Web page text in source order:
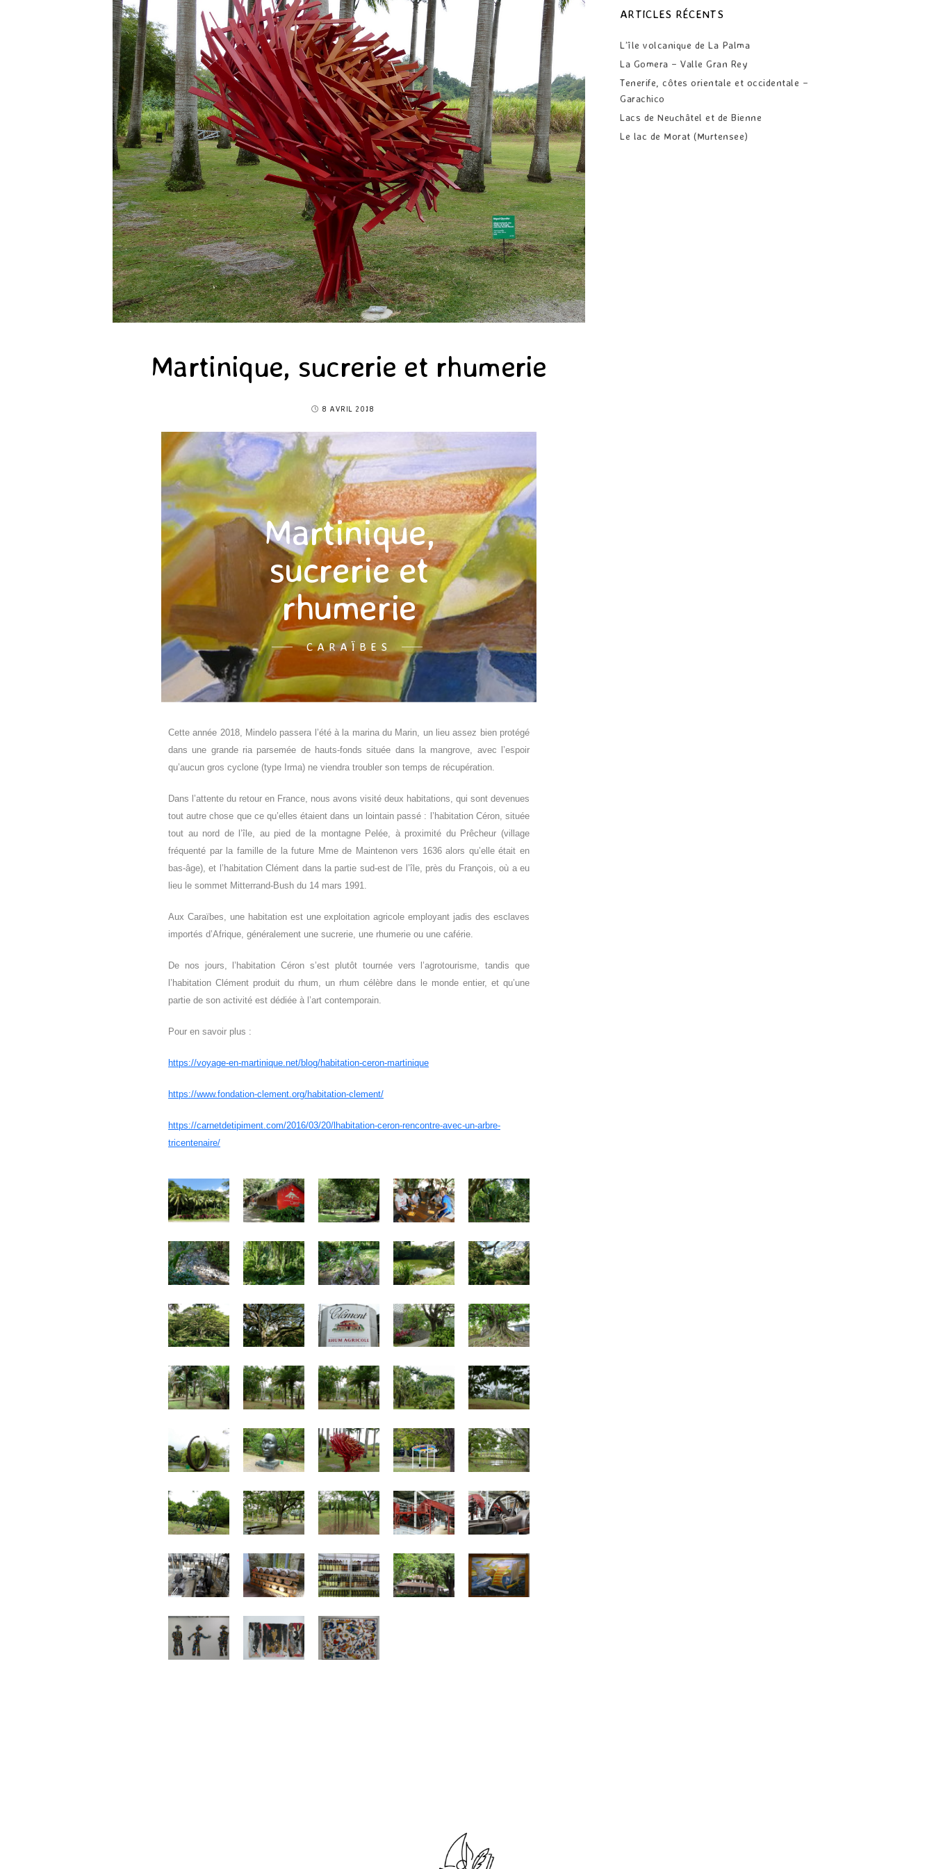
Martinique, sucrerie et rhumerie
8 AVRIL 2018
Martinique,
sucrerie et
rhumerie
CARAÏBES
Cette année 2018, Mindelo passera l’été à la marina du Marin, un lieu assez bien protégé
dans une grande ria parsemée de hauts-fondssituée dans la mangrove
avec l’espoir
qu’aucun gros cyclone (type Irma) ne viendra troubler son temps de récupération.
Dans l’attente du retour en France, nous avons visité deux habitations, qui sont devenues
tout autre chose que ce qu’elles étaient dans un lointain passé : l’habitation Céron, située
tout au nord de l’île, au pied de la montagne Pelée, à proximité du Prêcheur (village
fréquenté par la famille de la future Mme de Maintenon vers 1636 alors qu’elle était en
bas-âge), et l’habitation Clément dans la partie sud-est de l’île, près du François, où a eu
lieu le sommet Mitterrand-Bush du 14 mars 1991.
Aux Caraïbes, une habitation est une exploitation agricole employant jadis des esclaves
importés d’Afrique, généralement une sucrerie, une rhumerie ou une caférie.
De nos jours, l’habitation Céron s’est plutôt tournée vers l’agrotourisme, tandis que
l’habitation Clément produit du rhum, un rhum célèbre dans le monde entier, et qu’une
partie de son activité est dédiée à l’art contemporain.
Pour en savoir plus :
https://voyage-en-martinique.net/blog/habitation-ceron-martinique
https://www.fondation-clement.org/habitation-clement/
https://carnetdetipiment.com/2016/03/20/lhabitation-ceron-rencontre-avec-un-arbre-
tricentenaire/
ARTICLES RÉCENTS
L’île volcanique de La Palma
La Gomera – Valle Gran Rey
Tenerife, côtes orientale et occidentale –
Garachico
Lacs de Neuchâtel et de Bienne
Le lac de Morat (Murtensee)